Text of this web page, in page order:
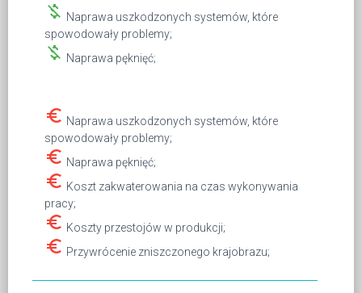
money_off
Naprawa uszkodzonych systemów, które
spowodowały problemy;
money_off Naprawa pęknięć;
euro_symbol Naprawa uszkodzonych systemów, które
spowodowały problemy;
euro_symbol Naprawa pęknięć;
euro_symbol Koszt zakwaterowania na czas wykonywania
pracy;
euro_symbol Koszty przestojów w produkcji;
euro_symbol Przywrócenie zniszczonego krajobrazu;